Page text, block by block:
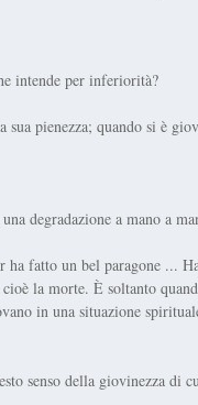
intende per inferiorità?
pienezza; quando si è
degradazione a mano a
fatto un bel paragone ...
la morte. È soltanto
in una situazione
senso della giovinezza di